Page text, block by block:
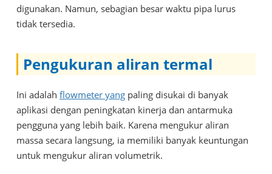
digunakan. Namun, sebagian besar waktu pipa lurus
tidak tersedia.
Pengukuran aliran termal
Ini adalah flowmeter yang paling disukai di banyak
aplikasi dengan peningkatan kinerja dan antarmuka
pengguna yang lebih baik. Karena mengukur aliran
massa secara langsung, ia memiliki banyak keuntungan
untuk mengukur aliran volumetrik.